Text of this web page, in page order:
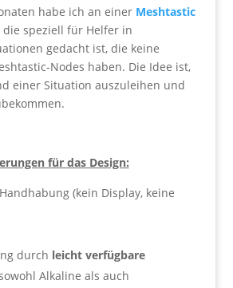
habe ich an einer Meshtastic
speziell für Helfer in
gedacht ist, die keine
Nodes haben. Die Idee ist,
einer Situation auszuleihen und
für das Design:
(kein Display, keine
durch leicht verfügbare
Alkaline als auch